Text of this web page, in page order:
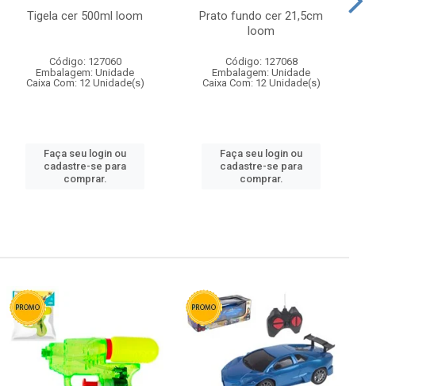
Tigela cer 500ml loom
Código: 127060
Embalagem: Unidade
Caixa Com: 12 Unidade(s)
Faça seu login ou
cadastre-se para
comprar.
Prato fundo cer 21,5cm
loom
Código: 127068
Embalagem: Unidade
Caixa Com: 12 Unidade(s)
Faça seu login ou
cadastre-se para
comprar.